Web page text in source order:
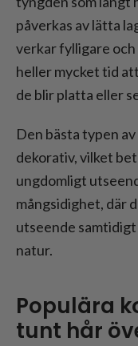
påverkas av lätta
verkar fylligare
heller mycket tid
de blir platta eller
Den bästa typen
dekorativ, vilket
ungdomligt
mångsidighet, där
utseende samtidigt
natur.
Populära
tunt hår